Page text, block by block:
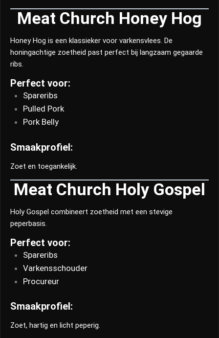
Meat Church Honey Hog
Honey Hog is een klassieker voor varkensvlees. De
honingachtige zoetheid past perfect bij langzaam gegaarde
ribs.
Perfect voor:
Spareribs
Pulled Pork
Pork Belly
Smaakprofiel:
Zoet en toegankelijk.
Meat Church Holy Gospel
Holy Gospel combineert zoetheid met een stevige
peperbasis.
Perfect voor:
Spareribs
Varkensschouder
Procureur
Smaakprofiel:
Zoet, hartig en licht peperig.